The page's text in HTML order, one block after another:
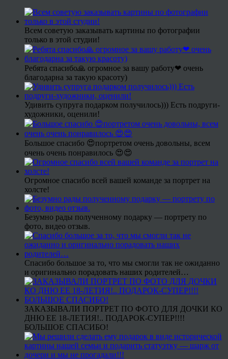
Всем советую заказывать картины по фотографии
только в этой студии!
Ребята спасибо🙏 огромное за вашу работу❤ очень
благодарна за такую красоту)
Удивить супруга подарком получилось))) Есть подруги-
художники, оценили!
Большое спасибо 😍портретом очень довольны, всем
очень очень понравилось 😍😍
Огромное спасибо всей вашей команде за портрет на
холсте!
Безумно рады полученному подарку — портрету по
фото, видео отзыв.
Спасибо большое за то, что мы смогли так не ожиданно
и оригинально порадовать наших родителей…
ЗАКАЗЫВАЛИ ПОРТРЕТ ПО ФОТО ДЛЯ ДОЧКИ КО
ДНЮ ЕЕ 18-ЛЕТИЯ!.. ПОДАРОК-СУПЕР!!!!
БОЛЬШОЕ СПАСИБО!